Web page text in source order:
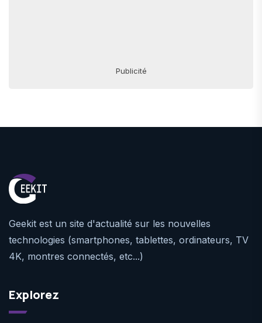
Publicité
Geekit est un site d'actualité sur les nouvelles
technologies (smartphones, tablettes, ordinateurs, TV
4K, montres connectés, etc...)
Explorez